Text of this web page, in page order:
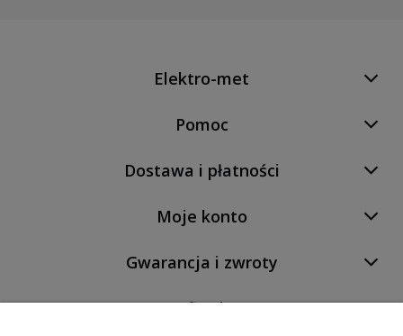
Elektro-met
Pomoc
Dostawa i płatności
Moje konto
Gwarancja i zwroty
O firmie